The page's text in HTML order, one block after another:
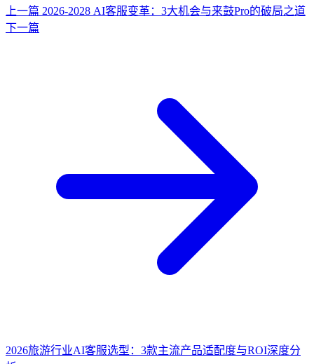
上一篇 2026-2028 AI客服变革：3大机会与来鼓Pro的破局之道
下一篇
2026旅游行业AI客服选型：3款主流产品适配度与ROI深度分